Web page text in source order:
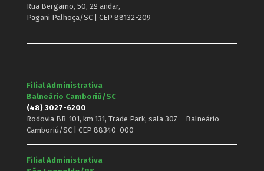
Rua Bergamo, 50, 2º andar,
Pagani Palhoça/SC | CEP 88132-209
Filial Administrativa
Balneário Camboriú/SC
(48) 3027-6200
Rodovia BR-101, km 131, Trade Park, sala 307 – Balneário
Camboriú/SC | CEP 88340-000
Filial Administrativa